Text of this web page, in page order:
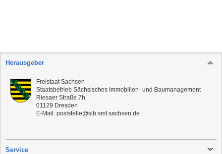
Herausgeber
Freistaat Sachsen
Staatsbetrieb Sächsisches Immobilien- und Baumanagement
Riesaer Straße 7h
01129 Dresden
E-Mail: poststelle@sib.smf.sachsen.de
Service